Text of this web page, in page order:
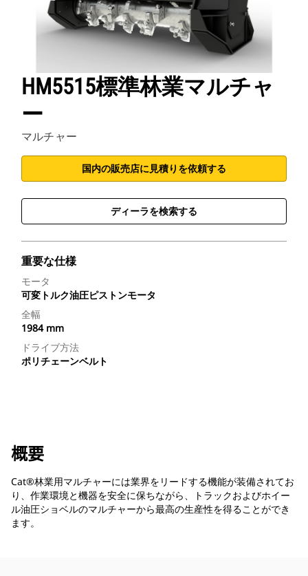
HM5515標準林業マルチャ
ー
マルチャー
国内の販売店に見積りを依頼する
ディーラを検索する
重要な仕様
モータ
可変トルク油圧ピストンモータ
全幅
1984 mm
ドライブ方法
ポリチェーンベルト
概要
Cat®林業用マルチャーには業界をリードする機能が装備されてお
り、作業環境と機器を安全に保ちながら、トラックおよびホイー
ル油圧ショベルのマルチャーから最高の生産性を得ることができ
ます。